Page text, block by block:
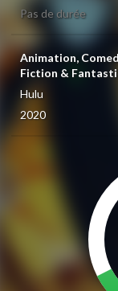
Pas de durée
Animation,
Fiction &
Hulu
2020